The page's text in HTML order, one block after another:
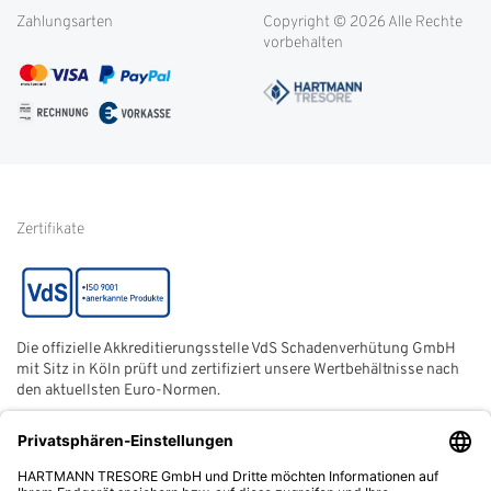
Weitere Themen
Kontakt
Service international
FAQ
Cookie-Einstellungen
AGB
Impressum
Batterieentsorgung
Zahlungsarten
Copyright © 2026 Alle Rechte
vorbehalten
Zertifikate
Die offizielle Akkreditierungsstelle VdS Schadenverhütung GmbH
mit Sitz in Köln prüft und zertifiziert unsere Wertbehältnisse nach
den aktuellsten Euro-Normen.